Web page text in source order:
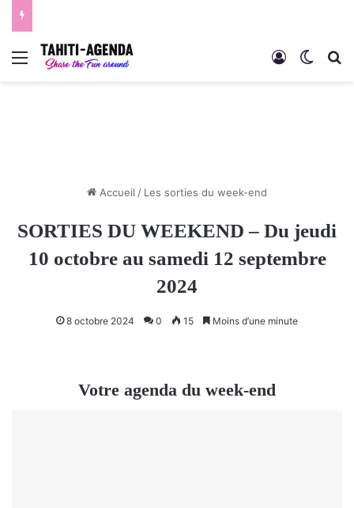
Menu Connexion
Accueil / Les sorties du week-end
SORTIES DU WEEKEND – Du jeudi
10 octobre au samedi 12 septembre
2024
8 octobre 2024 0 15 Moins d’une minute
Votre agenda du week-end